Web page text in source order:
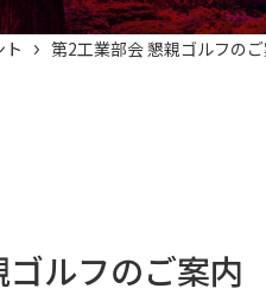
ト 第2工業部会 懇親ゴルフの
ルフのご案内